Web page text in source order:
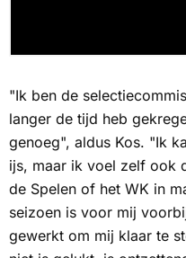
"Ik ben de
langer de tijd heb
genoeg", aldus Kos. "Ik
ijs, maar ik voel zelf ook
de Spelen of het WK in
seizoen is voor mij
gewerkt om mij klaar te